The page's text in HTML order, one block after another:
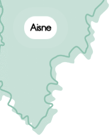
Aisne
COUTELLIER
d'accompagnement
hdf.fr